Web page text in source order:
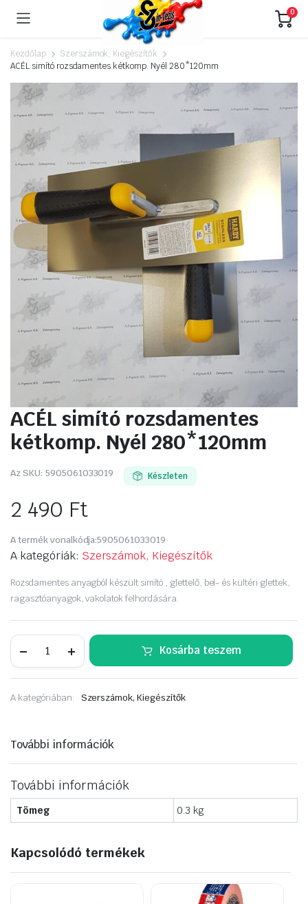
0
Kezdőlap
Szerszámok, Kiegészítők
ACÉL simító rozsdamentes kétkomp. Nyél 280*120mm
ACÉL simító rozsdamentes
kétkomp. Nyél 280*120mm
Az SKU: 5905061033019 Készleten
2 490 Ft
A termék vonalkódja:5905061033019
A kategóriák: Szerszámok, Kiegészítők
Rozsdamentes anyagból készült simító , glettelő, bel- és kültéri glettek,
ragasztóanyagok, vakolatok felhordására.
simító
rozsdamentes
kétkomp.
280*120mm
Kosárba teszem
A kategóriában: Szerszámok, Kiegészítők
További információk
További információk
Tömeg 0.3 kg
Kapcsolódó termékek